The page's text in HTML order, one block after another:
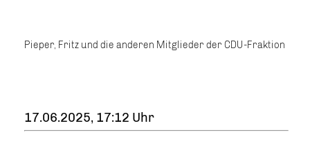
Pieper, Fritz und die anderen Mitglieder der CDU-Fraktion
17.06.2025, 17:12 Uhr